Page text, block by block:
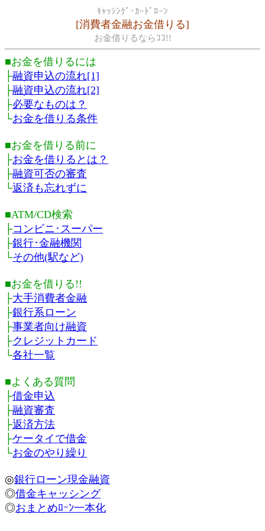
ｷｬｯｼﾝｸﾞ･ｶｰﾄﾞﾛｰﾝ
[消費者金融お金借りる]
お金借りるならｺｺ!!
■お金を借りるには
├融資申込の流れ[1]
├融資申込の流れ[2]
├必要なものは？
└お金を借りる条件
■お金を借りる前に
├お金を借りるとは？
├融資可否の審査
└返済も忘れずに
■ATM/CD検索
├コンビニ･スーパー
├銀行･金融機関
└その他(駅など)
■お金を借りる!!
├大手消費者金融
├銀行系ローン
├事業者向け融資
├クレジットカード
└各社一覧
■よくある質問
├借金申込
├融資審査
├返済方法
├ケータイで借金
└お金のやり繰り
◎銀行ローン現金融資
◎借金キャッシング
◎おまとめﾛｰﾝ一本化